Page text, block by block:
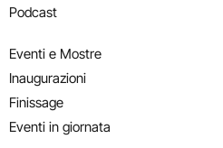
Podcast
Eventi e Mostre
Inaugurazioni
Finissage
Eventi in giornata